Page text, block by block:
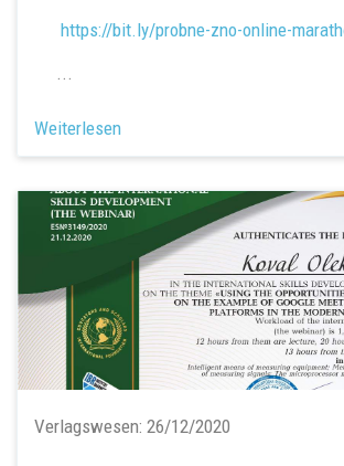
https://bit.ly/probne-zno-online-
Weiterlesen
Verlagswesen: 26/12/2020